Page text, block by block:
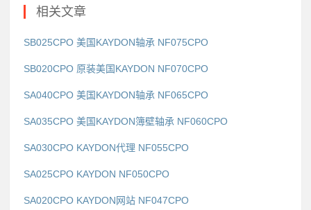
相关文章
SB025CPO 美国KAYDON轴承 NF075CPO
SB020CPO 原装美国KAYDON NF070CPO
SA040CPO 美国KAYDON轴承 NF065CPO
SA035CPO 美国KAYDON簿壁轴承 NF060CPO
SA030CPO KAYDON代理 NF055CPO
SA025CPO KAYDON NF050CPO
SA020CPO KAYDON网站 NF047CPO